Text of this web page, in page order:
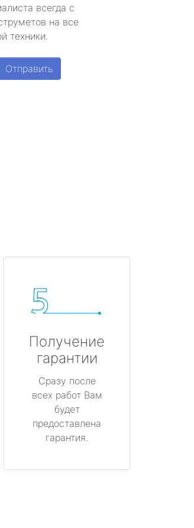
всегда с
на все
техники.
Отправить
Получение
гарантии
Сразу после
всех работ Вам
будет
предоставлена
гарантия.